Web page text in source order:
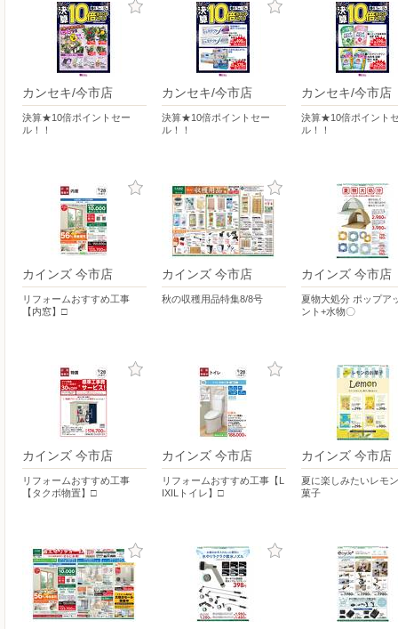
カンセキ/今市店
決算★10倍ポイントセー
ル！！
カンセキ/今市店
決算★10倍ポイントセー
ル！！
カンセキ/今市店
決算★10倍ポイント
ル！！
カインズ 今市店
リフォームおすすめ工事
【内窓】□
カインズ 今市店
秋の収穫用品特集8/8号
カインズ 今市店
夏物大処分 ポップア
ント+水物〇
カインズ 今市店
リフォームおすすめ工事
【タクボ物置】□
カインズ 今市店
リフォームおすすめ工事【L
IXILトイレ】□
カインズ 今市店
夏に楽しみたいレモ
菓子